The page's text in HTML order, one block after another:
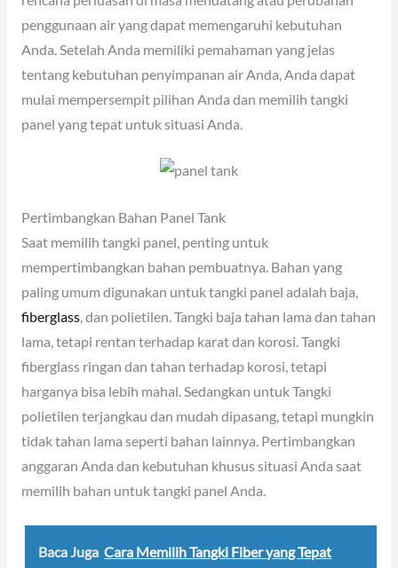
penggunaan air yang dapat memengaruhi kebutuhan
Anda. Setelah Anda memiliki pemahaman yang jelas
tentang kebutuhan penyimpanan air Anda, Anda dapat
mulai mempersempit pilihan Anda dan memilih tangki
panel yang tepat untuk situasi Anda.
Pertimbangkan Bahan Panel Tank
Saat memilih tangki panel, penting untuk
mempertimbangkan bahan pembuatnya. Bahan yang
paling umum digunakan untuk tangki panel adalah baja,
fiberglass, dan polietilen. Tangki baja tahan lama dan tahan
lama, tetapi rentan terhadap karat dan korosi. Tangki
fiberglass ringan dan tahan terhadap korosi, tetapi
harganya bisa lebih mahal. Sedangkan untuk Tangki
polietilen terjangkau dan mudah dipasang, tetapi mungkin
tidak tahan lama seperti bahan lainnya. Pertimbangkan
anggaran Anda dan kebutuhan khusus situasi Anda saat
memilih bahan untuk tangki panel Anda.
Baca Juga Cara Memilih Tangki Fiber yang Tepat